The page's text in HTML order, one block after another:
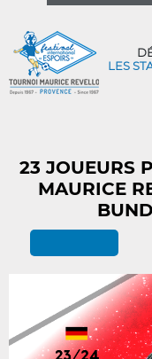
LES
23 JOUEURS
MAURICE